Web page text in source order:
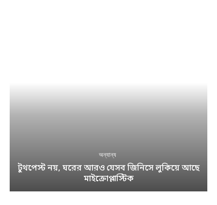
অন্যান্য
টুথপেস্ট নয়, ঘরের আরও যেসব জিনিসে লুকিয়ে আছে
মাইক্রোপ্লাস্টিক